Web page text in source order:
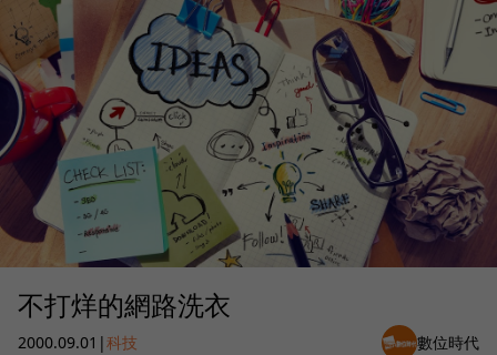
不打烊的網路洗衣
2000.09.01 |科技 數位時代